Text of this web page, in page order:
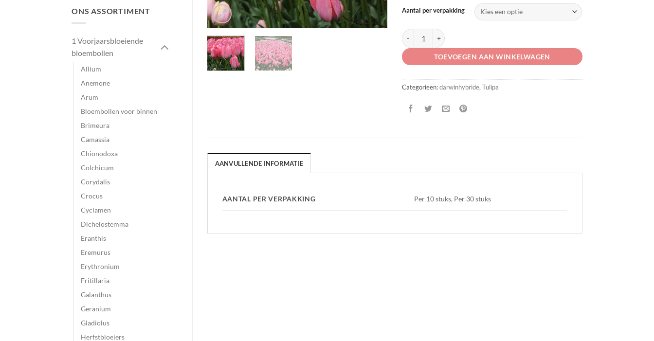
ONS ASSORTIMENT
1 Voorjaarsbloeiende
bloembollen
Allium
Anemone
Arum
Bloembollen voor binnen
Brimeura
Camassia
Chionodoxa
Colchicum
Corydalis
Crocus
Cyclamen
Dichelostemma
Eranthis
Eremurus
Erythronium
Fritillaria
Galanthus
Geranium
Gladiolus
Herfstbloeiers
Aantal per verpakking
Tulipa 'Bella Blush' aantal
TOEVOEGEN AAN WINKELWAGEN
Categorieën:darwinhybride,Tulipa
AANVULLENDE INFORMATIE
AANTAL PER VERPAKKING Per 10 stuks, Per 30 stuks